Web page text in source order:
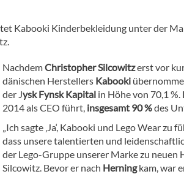
Kabooki Kinderbekleidung unter der
NachdemChristopher Silcowitzerst vor
dänischen Herstellers Kabooki
der JyskFynsk Kapital in Höhe von 70,1
2014 als CEO führt, insgesamt 90 %des
„Ich sagte ‚Ja‘, Kabooki und Lego Wear
dass unsere talentierten und
der Lego-Gruppe unserer Marke zu neuen
Silcowitz. Bevor er nach Herningkam, war